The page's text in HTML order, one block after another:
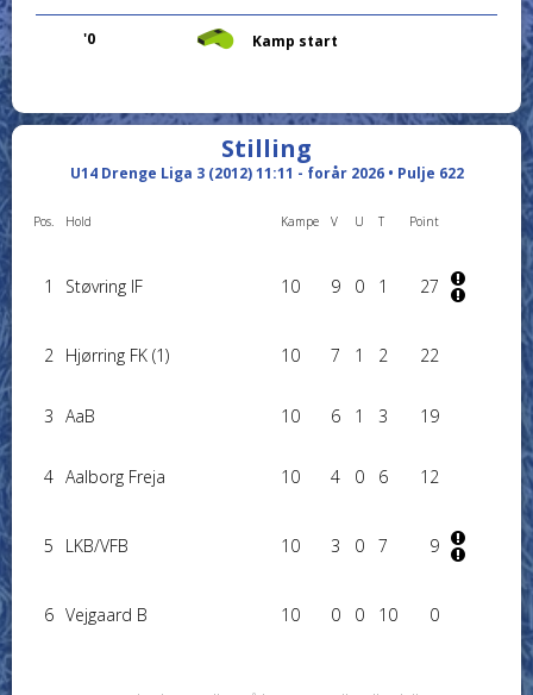
'0 Kamp start
Stilling
U14 Drenge Liga 3 (2012) 11:11 - forår 2026 • Pulje 622
Pos. Hold Kampe V U T Point
1 Støvring IF 10 9 0 1 27
2 Hjørring FK (1) 10 7 1 2 22
3 AaB 10 6 1 3 19
4 Aalborg Freja 10 4 0 6 12
5 LKB/VFB 10 3 0 7 9
6 Vejgaard B 10 0 0 10 0